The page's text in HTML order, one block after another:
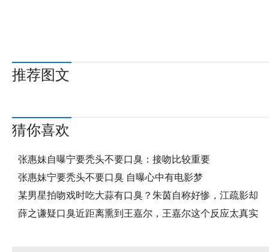
推荐图文
猜你喜欢
张惠妹自曝宁要秃头不要口臭：接吻比较重要
张惠妹宁要秃头不要口臭 自曝心中有电影梦
某男星拍吻戏时吃大蒜有口臭？朱茵自称好惨，江疏影却
薛之谦疑口臭近距离熏到王嘉尔，王嘉尔这个反应太真实